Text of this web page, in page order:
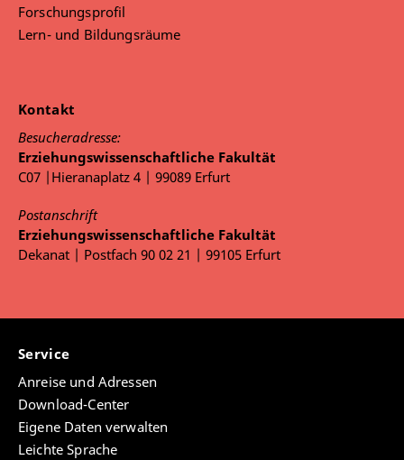
Forschungsprofil
Lern- und Bildungsräume
Kontakt
Besucheradresse:
Erziehungswissenschaftliche Fakultät
C07 |Hieranaplatz 4 | 99089 Erfurt
Postanschrift
Erziehungswissenschaftliche Fakultät
Dekanat | Postfach 90 02 21 | 99105 Erfurt
Service
Anreise und Adressen
Download-Center
Eigene Daten verwalten
Leichte Sprache